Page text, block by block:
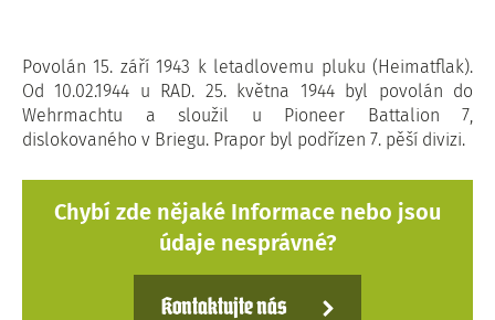
Povolán 15. září 1943 k letadlovemu pluku (Heimatflak).
Od 10.02.1944 u RAD. 25. května 1944 byl povolán do
Wehrmachtu a sloužil u Pioneer Battalion 7,
dislokovaného v Briegu. Prapor byl podřízen 7. pěší divizi.
Chybí zde nějaké Informace nebo jsou
údaje nesprávné?
Kontaktujte nás